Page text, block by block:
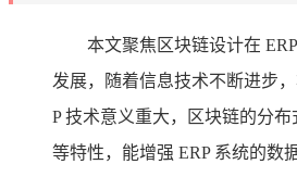
本文聚焦区块链设计在
发展，随着信息技术不断进步
P 技术意义重大，区块链的分
等特性，能增强 ERP 系统的数